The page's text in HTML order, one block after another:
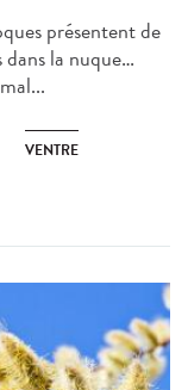
présentent de
dans la nuque…
VENTRE